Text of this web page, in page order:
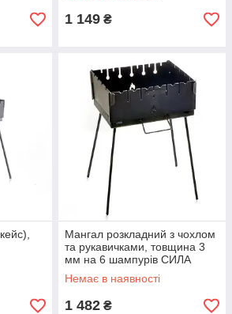
1 149 ₴
Мангал розкладний з чохлом
та рукавичками, товщина 3
мм на 6 шампурів СИЛА
Немає в наявності
1 482 ₴